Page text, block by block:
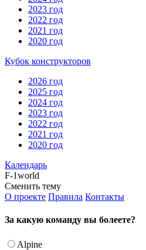
2023 год
2022 год
2021 год
2020 год
Кубок конструкторов
2026 год
2025 год
2024 год
2023 год
2022 год
2021 год
2020 год
Календарь
F-1world
Сменить тему
О проекте Правила Контакты
За какую команду вы болеете?
Alpine